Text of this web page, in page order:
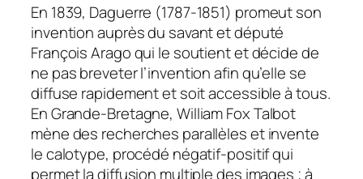
En 1839, Daguerre (1787-1851) promeut son
invention auprès du savant et député
François Arago qui le soutient et décide de
ne pas breveter l’invention afin qu’elle se
diffuse rapidement et soit accessible à tous.
En Grande-Bretagne, William Fox Talbot
mène des recherches parallèles et invente
le calotype, procédé négatif-positif qui
permet la diffusion multiple des images ; à